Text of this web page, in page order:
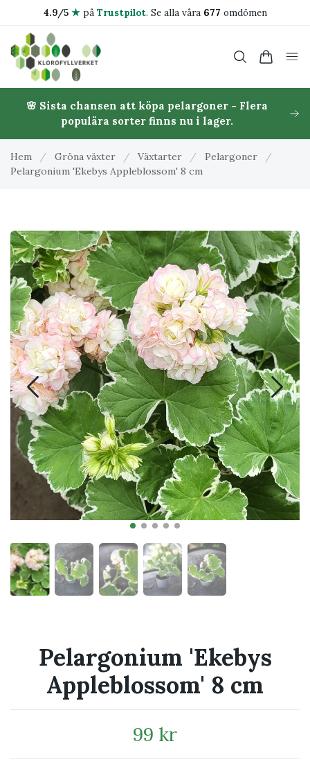
4.9/5 ★på Trustpilot. Se alla våra 677 omdömen
🌸 Sista chansen att köpa pelargoner - Flera
populära sorter finns nu i lager.
Hem / Gröna växter / Växtarter / Pelargoner
/
Pelargonium 'Ekebys Appleblossom' 8 cm
Pelargonium 'Ekebys
Appleblossom' 8 cm
99 kr